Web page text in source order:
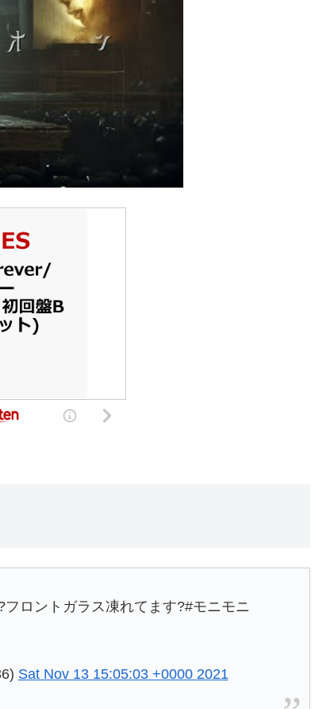
ロントガラス凍れてます?#モニモニ
Sat Nov 13 15:05:03 +0000 2021